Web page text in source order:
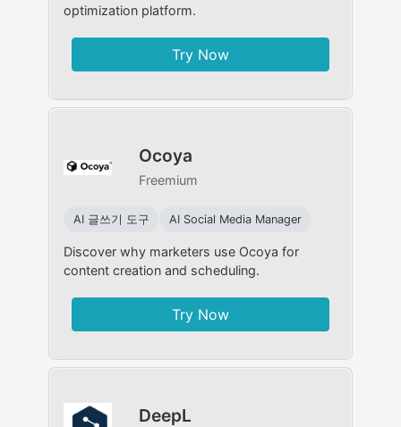
optimization platform.
Try Now
Ocoya
Freemium
AI 글쓰기 도구 AI Social Media Manager
Discover why marketers use Ocoya for
content creation and scheduling.
Try Now
DeepL